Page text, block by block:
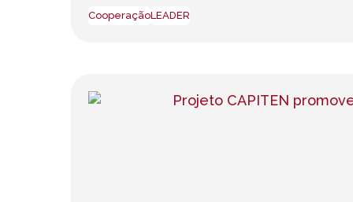
CooperaçãoLEADER